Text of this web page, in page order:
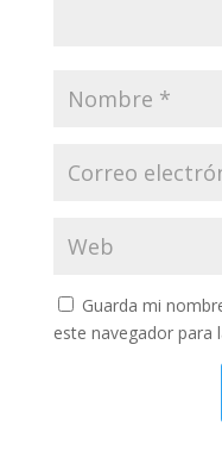
Guarda mi
este navegador para